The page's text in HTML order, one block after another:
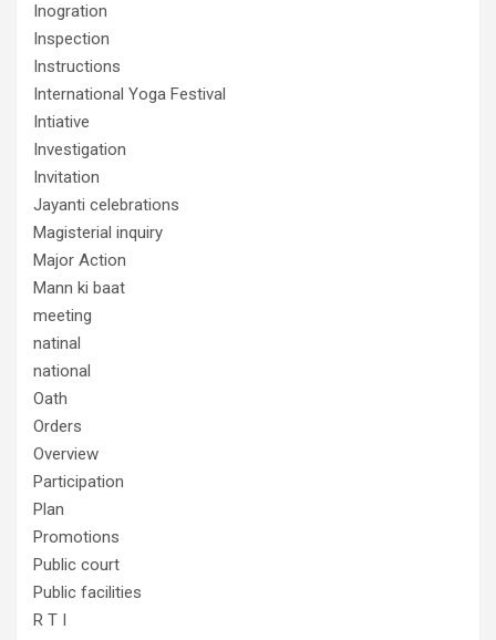
Inogration
Inspection
Instructions
International Yoga Festival
Intiative
Investigation
Invitation
Jayanti celebrations
Magisterial inquiry
Major Action
Mann ki baat
meeting
natinal
national
Oath
Orders
Overview
Participation
Plan
Promotions
Public court
Public facilities
R T I